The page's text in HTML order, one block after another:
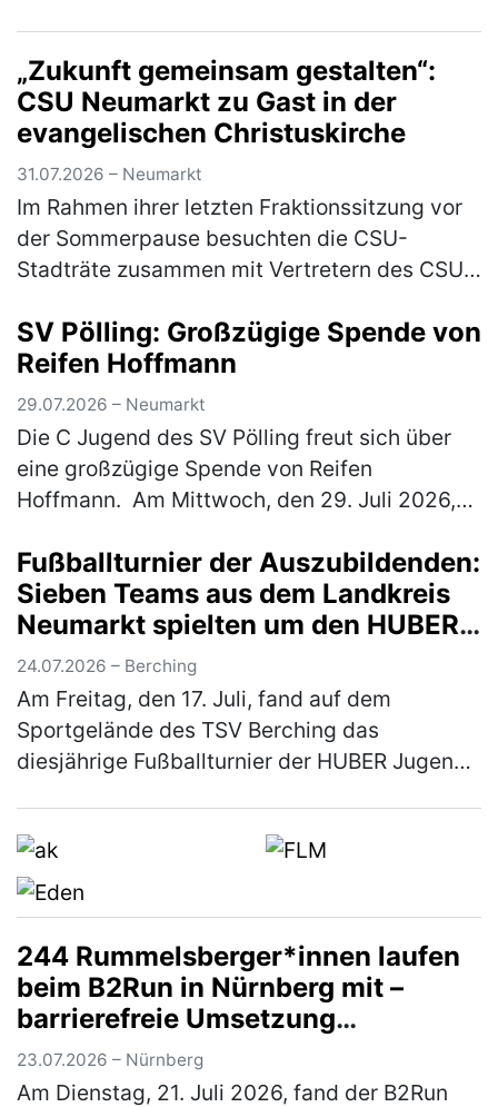
f…(mehr)
„Zukunft gemeinsam gestalten“:
CSU Neumarkt zu Gast in der
evangelischen Christuskirche
31.07.2026 – Neumarkt
Im Rahmen ihrer letzten Fraktionssitzung vor
der Sommerpause besuchten die CSU-
Stadträte zusammen mit Vertretern des CSU-
Christuskirche. Geschäftsführender Pfarrer
Mich…(mehr)
SV Pölling: Großzügige Spende von
Reifen Hoffmann
29.07.2026 – Neumarkt
Die C Jugend des SV Pölling freut sich über
eine großzügige Spende von Reifen
Hoffmann. Am Mittwoch, den 29. Juli 2026,
Mannschaft übergeben. Der SV Pölling
bedank…(mehr)
Fußballturnier der Auszubildenden:
Sieben Teams aus dem Landkreis
Neumarkt spielten um den HUBER
Azubi-Cup
24.07.2026 – Berching
Am Freitag, den 17. Juli, fand auf dem
Sportgelände des TSV Berching das
diesjährige Fußballturnier der HUBER Jugend-
(mehr)
244 Rummelsberger*innen laufen
beim B2Run in Nürnberg mit –
barrierefreie Umsetzung
ermöglichte Rollstuhlfahrer*innen
Teilnahme am Firmenlauf
23.07.2026 – Nürnberg
Am Dienstag, 21. Juli 2026, fand der B2Run